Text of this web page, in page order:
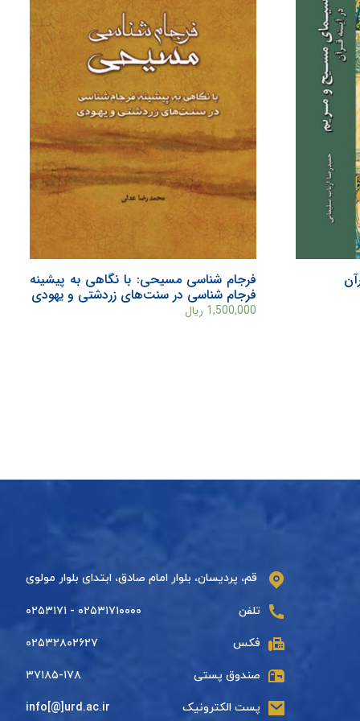
فرجام شناسی مسيحی: با نگاهی به پيشينه
فرجام شناسی در سنت‌های زردشتی و يهودی
1,500,000 ریال
قم، پردیسان، بلوار امام صادق، ابتدای بلوار مولوی
تلفن ۰۲۵۳۱۷۱۰۰۰۰ - ۰۲۵۳۱۷۱
فکس ۰۲۵۳۲۸۰۲۶۲۷
صندوق پستی ۳۷۱۸۵-۱۷۸
پست الکترونیک info[@]urd.ac.ir